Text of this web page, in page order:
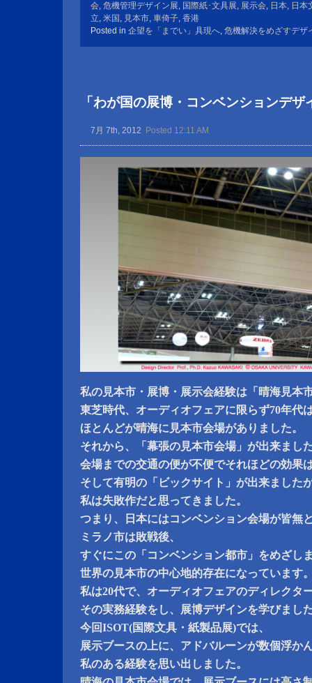
会, 危機管理デザイン展, 国際紙･文具展, 展示会, 日本, 日本
立, 米国 , 見本市, 車倚子, 香港
Posted in 企望を「までい」具現へ, 危機解決をめざすデザ
「わが国の展博・コンベンションデ
7月 7th, 2012 Posted 12:11 AM
私の見本市・展博・展示会経験は「晴海見本
東芝時代、オーディオフェアに限らず70年代
ほとんどが晴海に見本市会場がありました。
それから、「幕張の見本市会場」が出来まし
会場までの交通の便が不便でそれほどの効果
そして有明の「ビックサイト」が出来ました
私は失敗作だと思ってきました。
つまり、日本にはコンベンション会場が皆無
ミラノ市は敗戦後、
すぐにこの「コンベンション都市」をめざし
世界の見本市の中心地的存在になっています
私は20代で、オーディオフェアのディレクタ
その実務経験をし、展博デザインを学びまし
今回ISOT(国際文具・紙製品展)では、
展示ブースの上に、アドバルーンが数個浮か
私のある経験を思い出しました。